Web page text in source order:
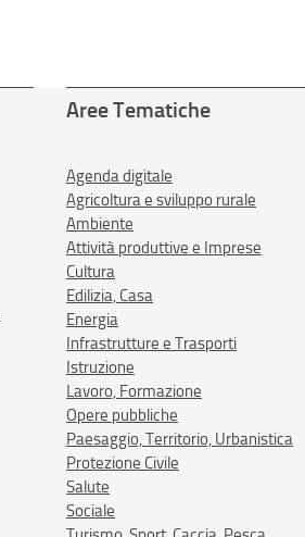
Aree Tematiche
Agenda digitale
Agricoltura e sviluppo rurale
Ambiente
Attività produttive e Imprese
Cultura
Edilizia, Casa
Energia
Infrastrutture e Trasporti
Istruzione
Lavoro, Formazione
Opere pubbliche
Paesaggio, Territorio, Urbanistica
Protezione Civile
Salute
Sociale